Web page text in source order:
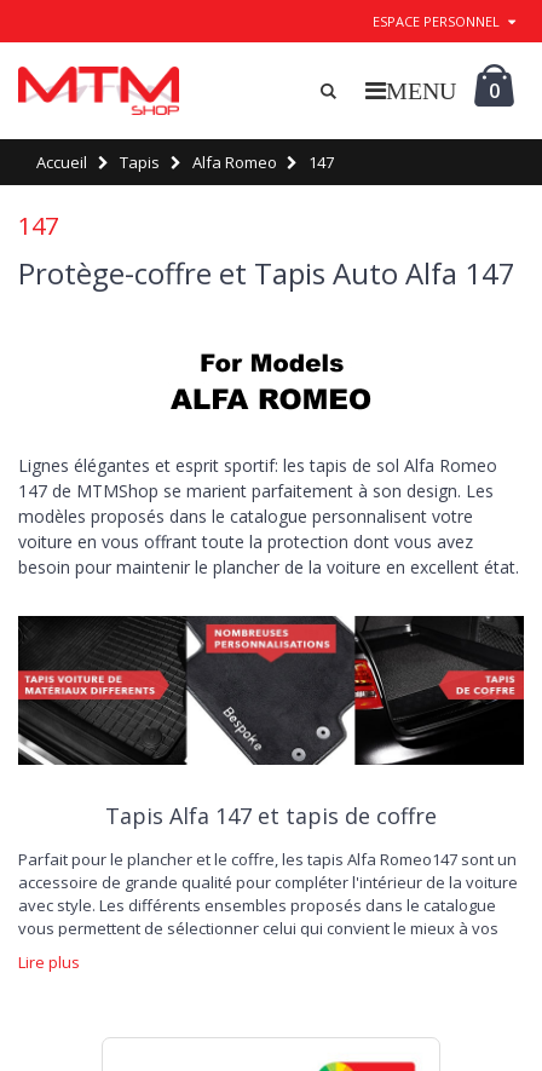
ESPACE PERSONNEL
0
Accueil Tapis Alfa Romeo 147
147
Protège-coffre et Tapis Auto Alfa 147
Lignes élégantes et esprit sportif: les tapis de sol Alfa Romeo
147 de MTMShop se marient parfaitement à son design. Les
modèles proposés dans le catalogue personnalisent votre
voiture en vous offrant toute la protection dont vous avez
besoin pour maintenir le plancher de la voiture en excellent état.
Tapis Alfa 147 et tapis de coffre
Parfait pour le plancher et le coffre, les tapis Alfa Romeo147 sont un
accessoire de grande qualité pour compléter l'intérieur de la voiture
avec style. Les différents ensembles proposés dans le catalogue
vous permettent de sélectionner celui qui convient le mieux à vos
besoins et à vos goûts: des élégants
raffinés à ceux en caoutchouc sans odeur, faciles à nettoyer et au
assurer une facilité de positionnement et une adhérence maximale.
Lire plus